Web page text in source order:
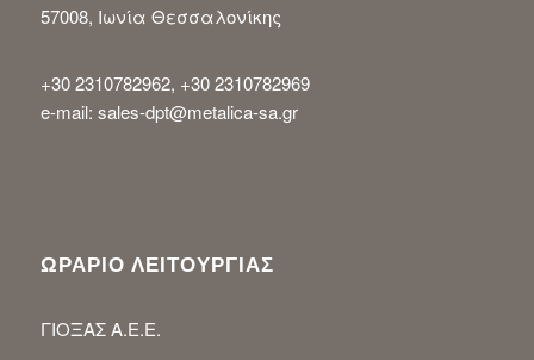
57008, Ιωνία Θεσσαλονίκης
+30 2310782962, +30 2310782969
e-mail: sales-dpt@metalica-sa.gr
ΩΡΑΡΙΟ ΛΕΙΤΟΥΡΓΙΑΣ
ΓΙΟΞΑΣ Α.Ε.Ε.